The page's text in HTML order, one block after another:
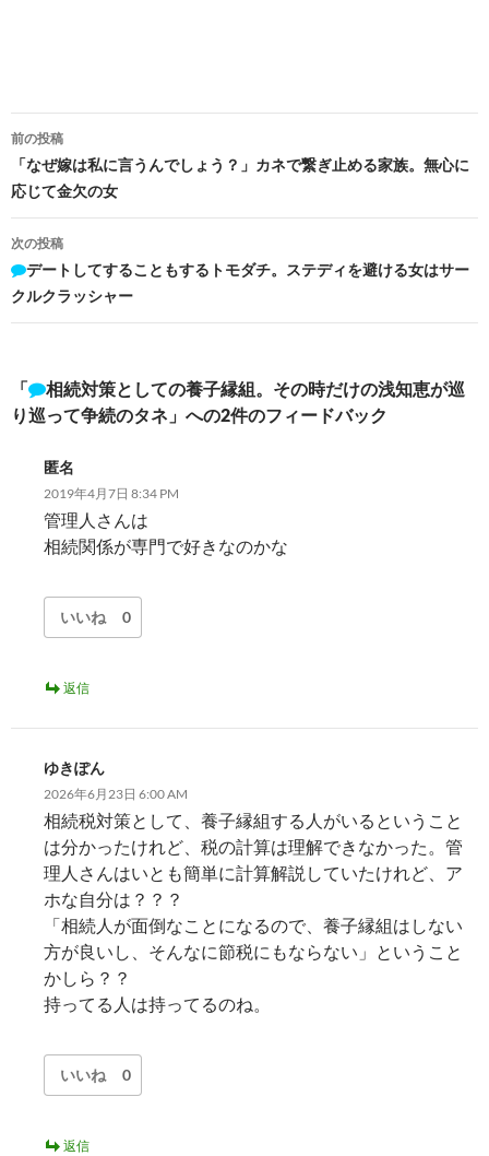
投
稿
ナ
ビ
ゲ
ー
ョ
ン
前の投稿
「なぜ嫁は私に言うんでしょう？」カネで繋ぎ止める家族。無心に
応じて金欠の女
次の投稿
デートしてすることもするトモダチ。ステディを避ける女はサー
クルクラッシャー
「
相続対策としての養子縁組。その時だけの浅知恵が巡
り巡って争続のタネ」への2件のフィードバック
匿名
2019年4月7日 8:34 PM
管理人さんは
相続関係が専門で好きなのかな
いいね 0
返信
ゆきぽん
2026年6月23日 6:00 AM
相続税対策として、養子縁組する人がいるということ
は分かったけれど、税の計算は理解できなかった。管
理人さんはいとも簡単に計算解説していたけれど、ア
ホな自分は？？？
「相続人が面倒なことになるので、養子縁組はしない
方が良いし、そんなに節税にもならない」ということ
かしら？？
持ってる人は持ってるのね。
いいね 0
返信